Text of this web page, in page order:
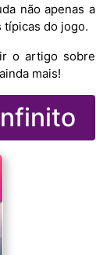
não apenas a
típicas do jogo.
o artigo sobre
mais!